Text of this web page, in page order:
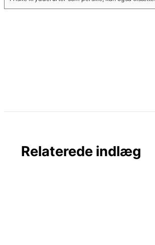
Relaterede indlæg